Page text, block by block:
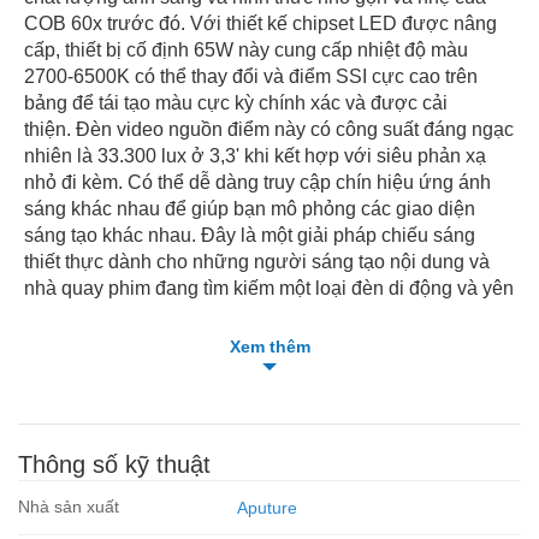
COB 60x trước đó. Với thiết kế chipset LED được nâng
cấp, thiết bị cố định 65W này cung cấp nhiệt độ màu
2700-6500K có thể thay đổi và điểm SSI cực cao trên
bảng để tái tạo màu cực kỳ chính xác và được cải
thiện. Đèn video nguồn điểm này có công suất đáng ngạc
nhiên là 33.300 lux ở 3,3' khi kết hợp với siêu phản xạ
nhỏ đi kèm. Có thể dễ dàng truy cập chín hiệu ứng ánh
sáng khác nhau để giúp bạn mô phỏng các giao diện
sáng tạo khác nhau. Đây là một giải pháp chiếu sáng
thiết thực dành cho những người sáng tạo nội dung và
nhà quay phim đang tìm kiếm một loại đèn di động và yên
Đèn Led amaran COB 60x S Bi-Color
điều chỉnh cục bộ trên thiết bị bằng màn hình LCD trực
262' bằng điện thoại thông minh của bạn và ứng dụng
rộng và sẵn sàng sử dụng trên toàn thế giới nhờ nguồn
điện 100 đến 240 VAC đi kèm, nhưng nó cũng có thể
Xem thêm
Thông số kỹ thuật
Nhà sản xuất Aputure